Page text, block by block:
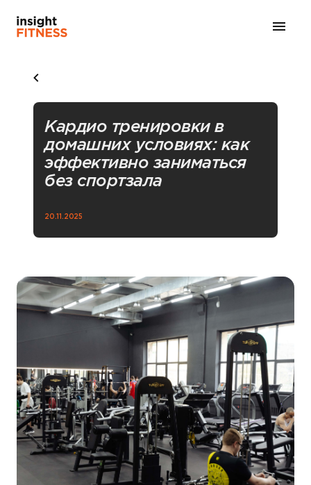
Кардио тренировки в
домашних условиях: как
эффективно заниматься
без спортзала
20.11.2025